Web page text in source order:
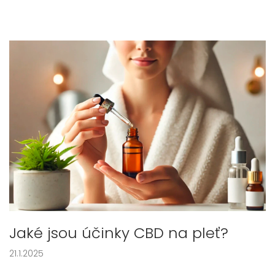
Jaké jsou účinky CBD na pleť?
21.1.2025